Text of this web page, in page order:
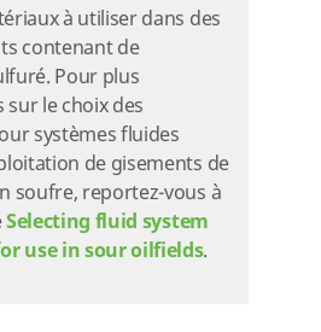
à utiliser dans des
contenant de
Pour plus
le choix des
systèmes fluides
de gisements de
soufre, reportez-vous à
Selecting fluid system
use in sour oilfields.